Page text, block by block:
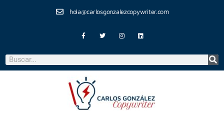
hola@carlosgonzalezcopywriter.com